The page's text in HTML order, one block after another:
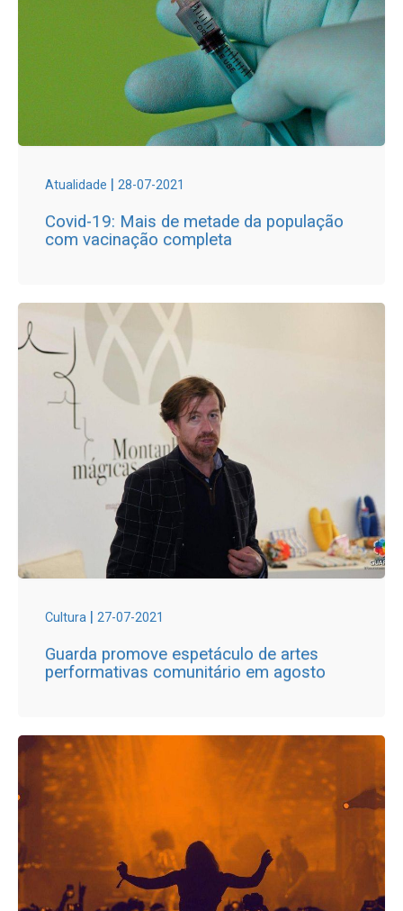
Atualidade | 28-07-2021
Covid-19: Mais de metade da população
com vacinação completa
Cultura | 27-07-2021
Guarda promove espetáculo de artes
performativas comunitário em agosto